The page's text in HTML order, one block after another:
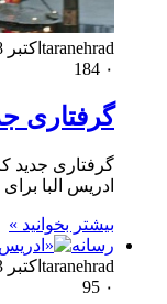
taranehrad اکتبر 18, 2020
۰
گرفتاری
گرفتاری جدید
ادریس البا
بیشتر بخوانید »
رسانه
taranehrad اکتبر 3, 2020
۰